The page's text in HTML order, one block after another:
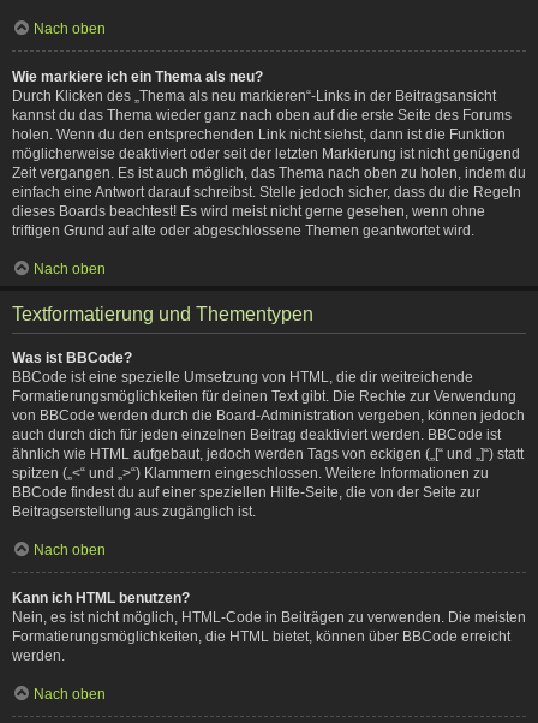
Nach oben
Wie markiere ich ein Thema als neu?
Durch Klicken des „Thema als neu markieren“-Links in der Beitragsansicht
kannst du das Thema wieder ganz nach oben auf die erste Seite des Forums
holen. Wenn du den entsprechenden Link nicht siehst, dann ist die Funktion
möglicherweise deaktiviert oder seit der letzten Markierung ist nicht genügend
Zeit vergangen. Es ist auch möglich, das Thema nach oben zu holen, indem du
einfach eine Antwort darauf schreibst. Stelle jedoch sicher, dass du die Regeln
dieses Boards beachtest! Es wird meist nicht gerne gesehen, wenn ohne
triftigen Grund auf alte oder abgeschlossene Themen geantwortet wird.
Nach oben
Textformatierung und Thementypen
Was ist BBCode?
BBCode ist eine spezielle Umsetzung von HTML, die dir weitreichende
Formatierungsmöglichkeiten für deinen Text gibt. Die Rechte zur Verwendung
von BBCode werden durch die Board-Administration vergeben, können jedoch
auch durch dich für jeden einzelnen Beitrag deaktiviert werden. BBCode ist
ähnlich wie HTML aufgebaut, jedoch werden Tags von eckigen („[“ und „]“) statt
spitzen („<“ und „>“) Klammern eingeschlossen. Weitere Informationen zu
BBCode findest du auf einer speziellen Hilfe-Seite, die von der Seite zur
Beitragserstellung aus zugänglich ist.
Nach oben
Kann ich HTML benutzen?
Nein, es ist nicht möglich, HTML-Code in Beiträgen zu verwenden. Die meisten
Formatierungsmöglichkeiten, die HTML bietet, können über BBCode erreicht
werden.
Nach oben